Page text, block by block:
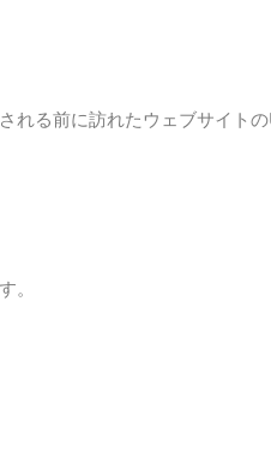
る前に訪れたウェブサイト
。